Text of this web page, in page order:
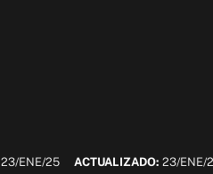
23/ENE/25 ACTUALIZADO:23/ENE/